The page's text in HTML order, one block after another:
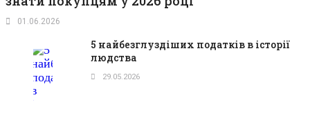
01.06.2026
5 найбезглуздіших податків в історії
людства
29.05.2026